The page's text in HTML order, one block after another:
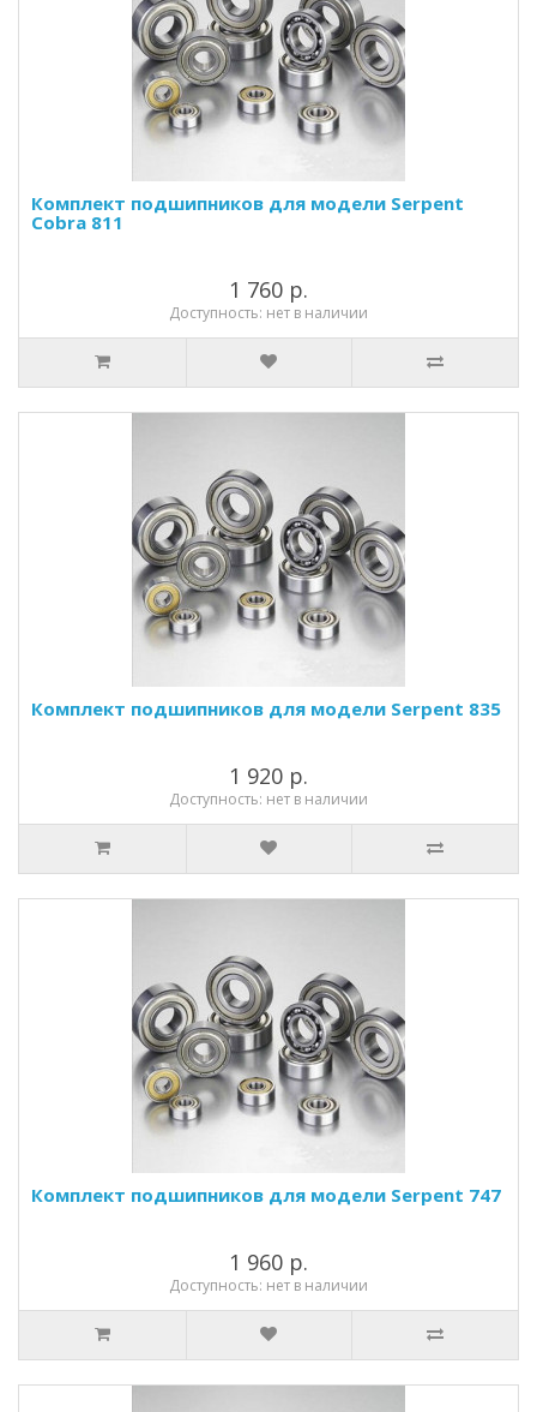
Комплект подшипников для модели Serpent
Cobra 811
1 760 р.
Доступность: нет в наличии
Комплект подшипников для модели Serpent 835
1 920 р.
Доступность: нет в наличии
Комплект подшипников для модели Serpent 747
1 960 р.
Доступность: нет в наличии